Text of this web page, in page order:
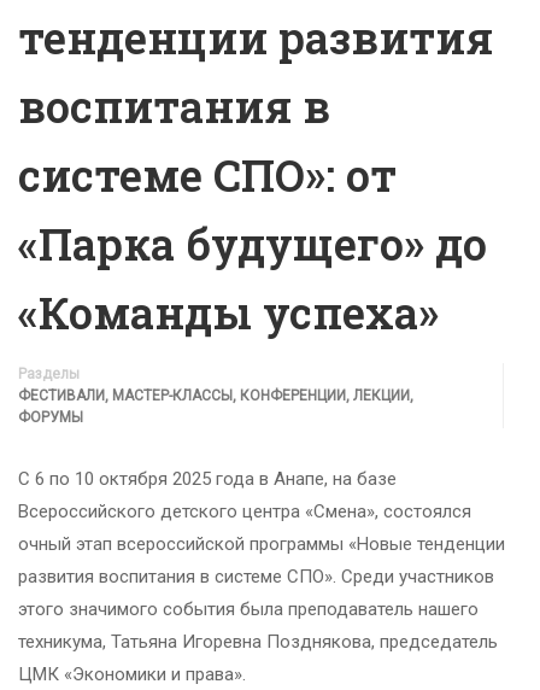
тенденции развития
воспитания в
системе СПО»: от
«Парка будущего» до
«Команды успеха»
Разделы
ФЕСТИВАЛИ, МАСТЕР-КЛАССЫ, КОНФЕРЕНЦИИ, ЛЕКЦИИ,
ФОРУМЫ
С 6 по 10 октября 2025 года в Анапе, на базе
Всероссийского детского центра «Смена», состоялся
очный этап всероссийской программы «Новые тенденции
развития воспитания в системе СПО». Среди участников
этого значимого события была преподаватель нашего
техникума, Татьяна Игоревна Позднякова, председатель
ЦМК «Экономики и права».